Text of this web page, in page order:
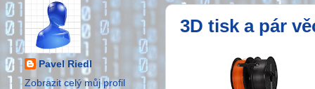
3D tisk a pár
Pavel Riedl
Zobrazit celý můj profil